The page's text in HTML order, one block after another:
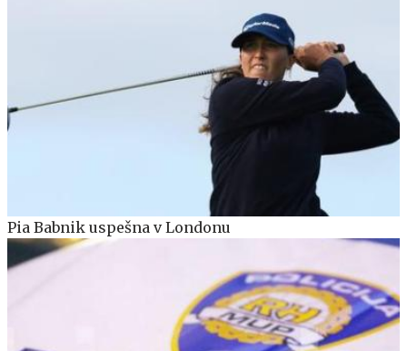
Pia Babnik uspešna v Londonu